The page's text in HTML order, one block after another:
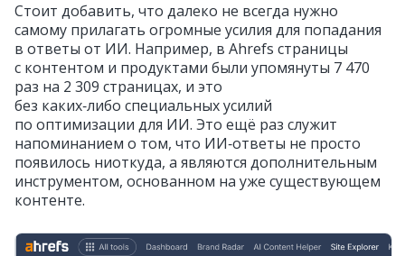
Стоит добавить, что далеко не всегда нужно
самому прилагать огромные усилия для попадания
в ответы от ИИ. Например, в Ahrefs страницы
с контентом и продуктами были упомянуты 7 470
раз на 2 309 страницах, и это
без каких‑либо специальных усилий
по оптимизации для ИИ. Это ещё раз служит
напоминанием о том, что ИИ‑ответы не просто
появилось ниоткуда, а являются дополнительным
инструментом, основанном на уже существующем
контенте.